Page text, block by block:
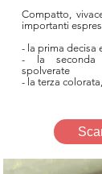
Compatto,
importanti
- la prima decisa
- la seconda
spolverate
- la terza